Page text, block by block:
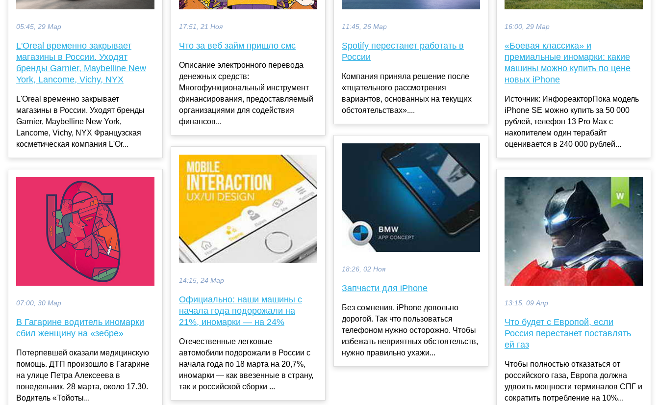
05:45, 29 Мар
L'Oreal временно закрывает
магазины в России. Уходят
бренды Garnier, Maybelline New
York, Lancome, Vichy, NYX
L'Oreal временно закрывает
магазины в России. Уходят бренды
Garnier, Maybelline New York,
Lancome, Vichy, NYX Французская
косметическая компания L'Or...
07:00, 30 Мар
В Гагарине водитель иномарки
сбил женщину на «зебре»
Потерпевшей оказали медицинскую
помощь. ДТП произошло в Гагарине
на улице Петра Алексеева в
понедельник, 28 марта, около 17.30.
Водитель «Тойоты...
17:51, 21 Ноя
Что за веб займ пришло смс
Описание электронного перевода
денежных средств:
Многофункциональный инструмент
финансирования, предоставляемый
организациями для содействия
финансов...
14:15, 24 Мар
Официально: наши машины с
начала года подорожали на
21%, иномарки — на 24%
Отечественные легковые
автомобили подорожали в России с
начала года по 18 марта на 20,7%,
иномарки — как ввезенные в страну,
так и российской сборки ...
11:45, 26 Мар
Spotify перестанет работать в
России
Компания приняла решение после
«тщательного рассмотрения
вариантов, основанных на текущих
обстоятельствах»....
18:26, 02 Ноя
Запчасти для iPhone
Без сомнения, iPhone довольно
дорогой. Так что пользоваться
телефоном нужно осторожно. Чтобы
избежать неприятных обстоятельств,
нужно правильно ухажи...
16:00, 29 Мар
«Боевая классика» и
премиальные иномарки: какие
машины можно купить по цене
новых iPhone
Источник: ИнфореакторПока модель
iPhone SE можно купить за 50 000
рублей, телефон 13 Pro Max с
накопителем один терабайт
оценивается в 240 000 рублей...
13:15, 09 Апр
Что будет с Европой, если
Россия перестанет поставлять
ей газ
Чтобы полностью отказаться от
российского газа, Европа должна
удвоить мощности терминалов СПГ и
сократить потребление на 10%...